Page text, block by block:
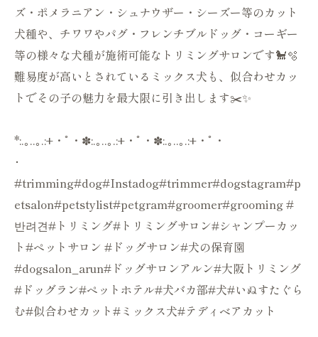
ズ・ポメラニアン・シュナウザー・シーズー等のカット
犬種や、チワワやパグ・フレンチブルドッグ・コーギー
等の様々な犬種が施術可能なトリミングサロンです🐩🫧
難易度が高いとされているミックス犬も、似合わせカッ
トでその子の魅力を最大限に引き出します✂️✨
*:.｡..｡.:+・ﾟ・✽:.｡..｡.:+・ﾟ・✽:.｡..｡.:+・ﾟ・
･
#trimming#dog#Instadog#trimmer#dogstagram#p
etsalon#petstylist#petgram#groomer#grooming #
반려견#トリミング#トリミングサロン#シャンプーカッ
ト#ペットサロン #ドッグサロン#犬の保育園
#dogsalon_arun#ドッグサロンアルン#大阪トリミング
#ドッグラン#ペットホテル#犬バカ部#犬#いぬすたぐら
む#似合わせカット#ミックス犬#テディベアカット